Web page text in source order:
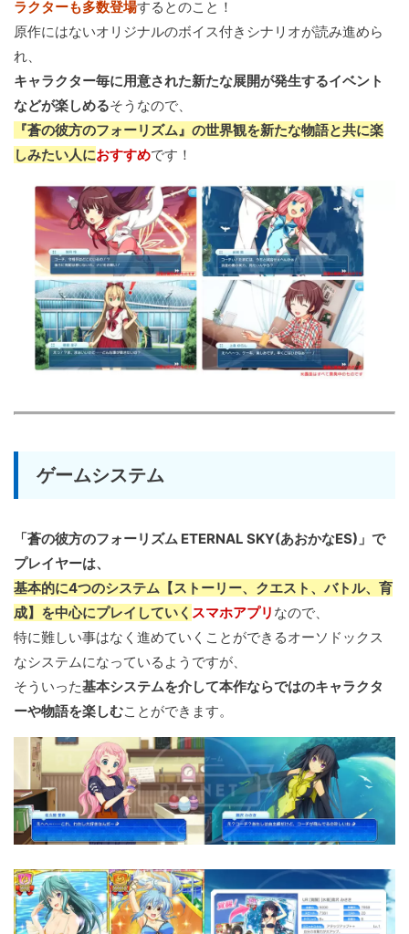
ラクターも多数登場するとのこと！
原作にはないオリジナルのボイス付きシナリオが読み進めら
れ、
キャラクター毎に用意された新たな展開が発生するイベント
などが楽しめるそうなので、
『蒼の彼方のフォーリズム』の世界観を新たな物語と共に楽
しみたい人におすすめです！
ゲームシステム
「蒼の彼方のフォーリズム ETERNAL SKY(あおかなES)」で
プレイヤーは、
基本的に4つのシステム【ストーリー、クエスト、バトル、育
成】を中心にプレイしていく スマホアプリ なので、
特に難しい事はなく進めていくことができるオーソドックス
なシステムになっているようですが、
そういった基本システムを介して本作ならではのキャラクタ
ーや物語を楽しむことができます。